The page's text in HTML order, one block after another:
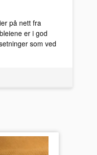
på nett fra
er i god
som ved